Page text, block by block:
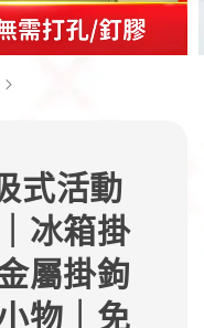
式活動
冰箱掛
屬掛鉤
物｜免